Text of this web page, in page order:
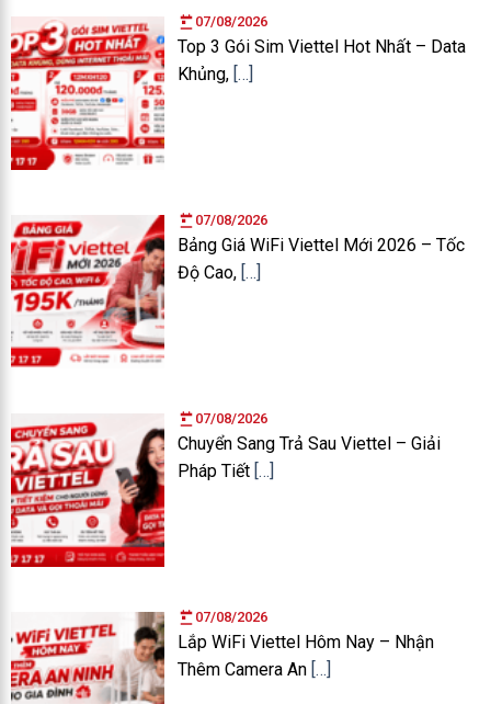
07/08/2026
Top 3 Gói Sim Viettel Hot Nhất – Data
Khủng, […]
07/08/2026
Bảng Giá WiFi Viettel Mới 2026 – Tốc
Độ Cao, […]
07/08/2026
Chuyển Sang Trả Sau Viettel – Giải
Pháp Tiết […]
07/08/2026
Lắp WiFi Viettel Hôm Nay – Nhận
Thêm Camera An […]